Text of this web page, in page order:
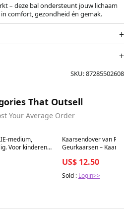
– deze bal ondersteunt jouw lichaam
comfort, gezondheid én gemak.
SKU:87285502608
That Outsell
Your Average Order
medium,
Voor kinderen
Best in 7 days
Kaarsendover van
Geurkaarsen –
US$ 12.50
Sold : Login>>